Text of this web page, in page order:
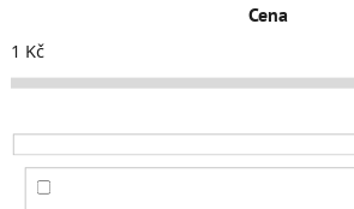
í
p
o
d
Cena
1 Kč